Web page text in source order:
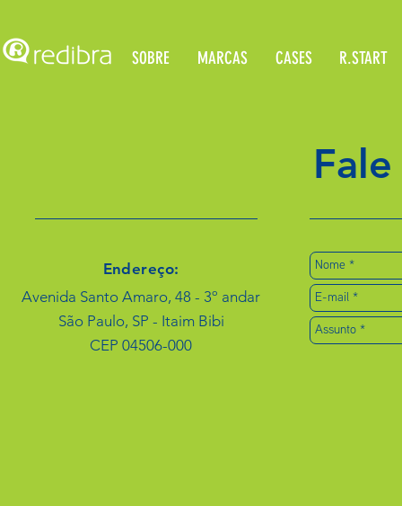
SOBRE MARCAS CASES R.START
Endereço:
Avenida Santo Amaro, 48 - 3º andar
São Paulo, SP - Itaim Bibi
CEP 04506-000